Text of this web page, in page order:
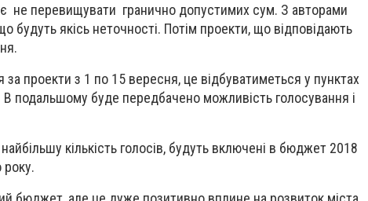
не перевищувати гранично допустимих сум. З авторами
будуть якісь неточності. Потім проекти, що відповідають
проекти з 1 по 15 вересня, це відбуватиметься у пунктах
В подальшому буде передбачено можливість голосування і
кількість голосів, будуть включені в бюджет 2018
року.